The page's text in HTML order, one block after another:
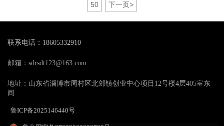
50 下一页>
联系电话：18605332910
邮箱：sdrsdt123@163.com
地址：山东省淄博市周村区北郊镇创业中心项目12号楼4层405室东
间
鲁ICP备2025146440号